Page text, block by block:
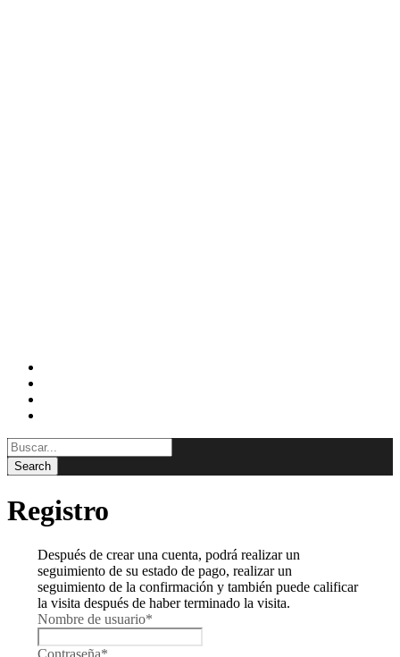
Registro
Después de crear una cuenta, podrá realizar un
seguimiento de su estado de pago, realizar un
seguimiento de la confirmación y también puede calificar
la visita después de haber terminado la visita.
Nombre de usuario*
Contraseña*